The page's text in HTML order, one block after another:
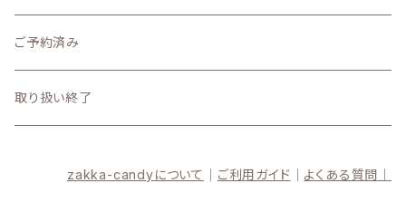
ご予約済み
取り扱い終了
zakka-candyについて ご利用ガイド よくある質問｜